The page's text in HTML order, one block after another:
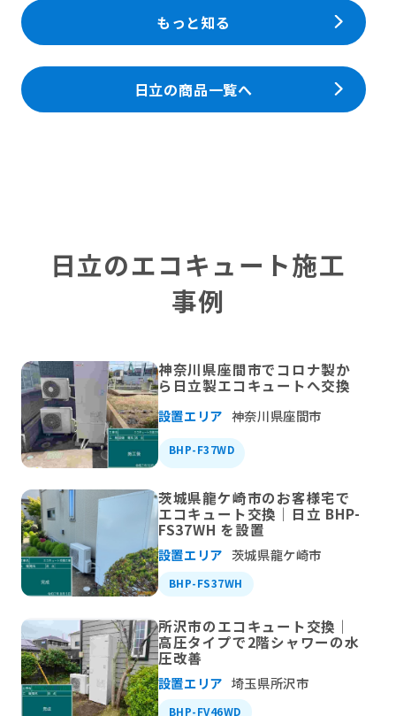
もっと知る
日立の商品一覧へ
日立のエコキュート施工
事例
神奈川県座間市でコロナ製か
ら日立製エコキュートへ交換
設置エリア 神奈川県座間市
BHP-F37WD
茨城県龍ケ崎市のお客様宅で
エコキュート交換｜日立 BHP-
FS37WH を設置
設置エリア 茨城県龍ケ崎市
BHP-FS37WH
所沢市のエコキュート交換｜
高圧タイプで2階シャワーの水
圧改善
設置エリア 埼玉県所沢市
BHP-FV46WD